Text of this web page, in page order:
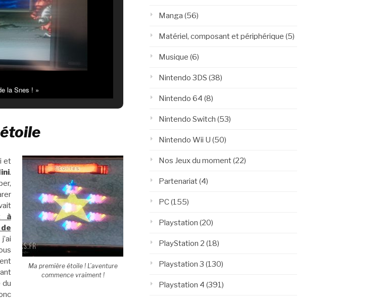
la Snes ! »
Ma première étoile ! L’aventure
commence vraiment !
et
.
à
du
Manga (56)
Matériel, composant et périphérique (5)
Musique (6)
Nintendo 3DS (38)
Nintendo 64 (8)
Nintendo Switch (53)
Nintendo Wii U (50)
Nos Jeux du moment(22)
Partenariat(4)
PC(155)
Playstation (20)
PlayStation 2 (18)
Playstation 3 (130)
Playstation 4 (391)